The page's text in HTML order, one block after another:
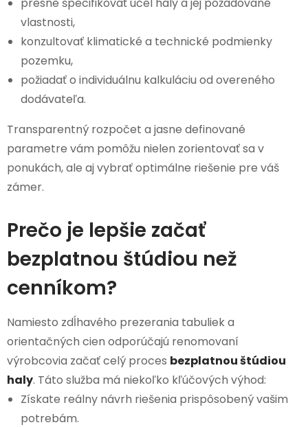
vlastnosti,
konzultovať klimatické a technické podmienky
pozemku,
požiadať o individuálnu kalkuláciu od overeného
dodávateľa.
Transparentný rozpočet a jasne definované
parametre vám pomôžu nielen zorientovať sa v
ponukách, ale aj vybrať optimálne riešenie pre váš
zámer.
Prečo je lepšie začať
bezplatnou štúdiou než
cenníkom?
Namiesto zdĺhavého prezerania tabuliek a
orientačných cien odporúčajú renomovaní
výrobcovia začať celý proces bezplatnou štúdiou
haly. Táto služba má niekoľko kľúčových výhod:
Získate reálny návrh riešenia prispôsobený vašim
potrebám.